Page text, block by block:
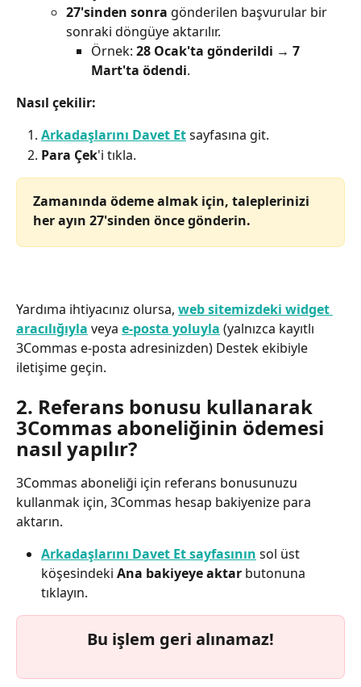
27'sinden sonra gönderilen başvurular bir
sonraki döngüye aktarılır.
Örnek: 28 Ocak'ta gönderildi → 7
Mart'ta ödendi.
Nasıl çekilir:
Arkadaşlarını Davet Et sayfasına git.
Para Çek'i tıkla.
Zamanında ödeme almak için, taleplerinizi
her ayın 27'sinden önce gönderin.
Yardıma ihtiyacınız olursa, web sitemizdeki widget
aracılığıyla veya e-posta yoluyla (yalnızca kayıtlı
3Commas e-posta adresinizden) Destek ekibiyle
iletişime geçin.
2. Referans bonusu kullanarak
3Commas aboneliğinin ödemesi
nasıl yapılır?
3Commas aboneliği için referans bonusunuzu
kullanmak için, 3Commas hesap bakiyenize para
aktarın.
Arkadaşlarını Davet Et sayfasının sol üst
köşesindeki Ana bakiyeye aktar butonuna
tıklayın.
Bu işlem geri alınamaz!